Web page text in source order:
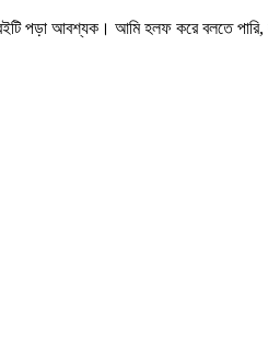
আবশ্যক। আমি হলফ করে বলতে পারি,